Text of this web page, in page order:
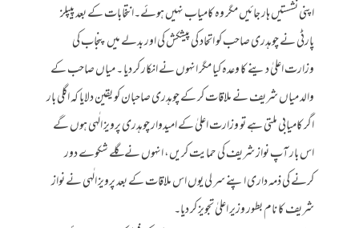
اپنی نشستیں ہار جائیں مگر وہ کامیاب نہیں ہوئے۔انتخابات کے بعد پیپلز
پارٹی نے چوہدری صاحب کو اتحاد کی پیشکش کی اور بدلے میں پنجاب کی
وزارت اعلیٰ دینے کا وعدہ کیا مگر انہوں نے انکار کر دیا ۔ میاں صاحب کے
والد میاں شریف نے ملاقات کر کے چوہدری صاحبان کو یقین دلایا کہ اگلی بار
اگر کامیابی ملتی ہے تو وزارت اعلیٰ کے امیدوار چوہدری پرویز الٰہی ہوں گے
اس بار آپ نواز شریف کی حمایت کریں، انہوں نے گلے شکوے دور
کرنے کی ذمہ داری اپنے سر لی یوں اس ملاقات کے بعد پرویز الٰہی نے نواز
شریف کا نام بطور وزیر اعلیٰ تجویز کر دیا۔